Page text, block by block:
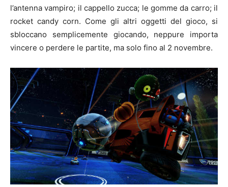
l’antenna vampiro; il cappello zucca; le gomme da carro; il
rocket candy corn. Come gli altri oggetti del gioco, si
sbloccano semplicemente giocando, neppure importa
vincere o perdere le partite, ma solo fino al 2 novembre.